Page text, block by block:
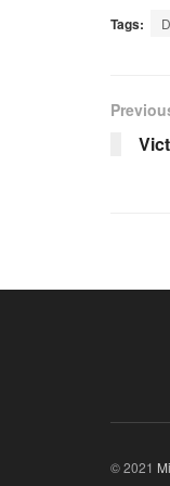
Tags:
© 2021